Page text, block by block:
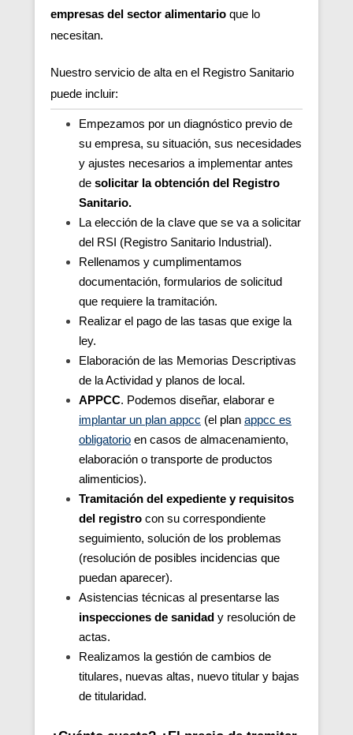
empresas del sector alimentario que lo
necesitan.
Nuestro servicio de alta en el Registro Sanitario
puede incluir:
Empezamos por un diagnóstico previo de
su empresa, su situación, sus necesidades
y ajustes necesarios a implementar antes
de solicitar la obtención del Registro
Sanitario.
La elección de la clave que se va a solicitar
del RSI (Registro Sanitario Industrial).
Rellenamos y cumplimentamos
documentación, formularios de solicitud
que requiere la tramitación.
Realizar el pago de las tasas que exige la
ley.
Elaboración de las Memorias Descriptivas
de la Actividad y planos de local.
APPCC. Podemos diseñar, elaborar e
implantar un plan appcc (el plan appcc es
obligatorio en casos de almacenamiento,
elaboración o transporte de productos
alimenticios).
Tramitación del expediente y requisitos
del registro con su correspondiente
seguimiento, solución de los problemas
(resolución de posibles incidencias que
puedan aparecer).
Asistencias técnicas al presentarse las
inspecciones de sanidad y resolución de
actas.
Realizamos la gestión de cambios de
titulares, nuevas altas, nuevo titular y bajas
de titularidad.